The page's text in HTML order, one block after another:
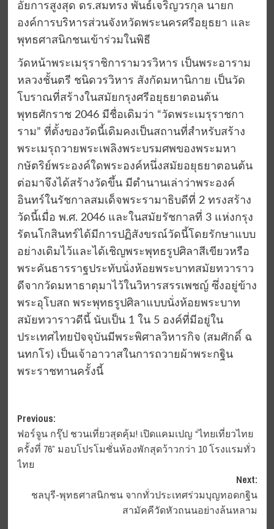
อัยการสูงสุด ดร.สมทรง พันธ์เจริญวรกุล นายก
องค์การบริหารส่วนจังหวัดพระนครศรีอยุธยา และ
พุทธศาสนิกชนเข้าร่วมในพิธี
วัดหน้าพระเมรุราชิการามวรวิหาร เป็นพระอาราม
หลวงชั้นตรี ชนิดวรวิหาร สังกัดมหานิกาย เป็นวัด
โบราณที่สร้างในสมัยกรุงศรีอยุธยาตอนต้น
พุทธศักราช 2046 มีชื่อเดิมว่า “วัดพระเมรุราชกา
ราม” ที่ตั้งของวัดนี้เดิมคงเป็นสถานที่สำหรับสร้าง
พระเมรุถวายพระเพลิงพระบรมศพของพระมหา
กษัตริย์พระองค์ใดพระองค์หนึ่งสมัยอยุธยาตอนต้น
ต่อมาจึงได้สร้างวัดขึ้น มีตำนานเล่าว่าพระองค์
อินทร์ในรัชกาลสมเด็จพระรามาธิบดีที่ 2 ทรงสร้าง
วัดนี้เมื่อ พ.ศ. 2046 และในสมัยรัชกาลที่ 3 แห่งกรุง
รัตนโกสินทร์ได้มีการปฏิสังขรณ์วัดนี้โดยรักษาแบบ
อย่างเดิมไว้และได้เชิญพระพุทธรูปศิลาสีเขียวหรือ
พระคันธารราฐประทับนั่งห้อยพระบาทสมัยทวาราว
ดีจากวัดมหาธาตุมาไว้ในวิหารสรรเพชญ์ ซึ่งอยู่ข้าง
พระอุโบสถ พระพุทธรูปศิลาแบบนั่งห้อยพระบาท
สมัยทวาราวดีนี้ นับเป็น 1 ใน 5 องค์ที่มีอยู่ใน
ประเทศไทยปัจจุบันมีพระพิศาลวิหารกิจ (สมศักดิ์ ฉ
นทกโร) เป็นเจ้าอาวาสในการถวายผ้าพระกฐิน
พระราชทานครั้งนี้
Post
navigation
Previous:
ฟอร์จูน กรุ๊ป ชวนเที่ยวสุดคุ้ม! เปิดแคมเปญ “ไทยเที่ยวไทย
ครั้งที่ 76” มอบโปรโมชั่นห้องพักสุดว้าวกว่า 10 โรงแรมทั่ว
ไทย
Next:
ชลบุรี-พุทธศาสนิกชน จากทั่วประเทศร่วมบุญทอดกฐิน
สามัคคีวัดหัวถนนอย่างล้นหลาม